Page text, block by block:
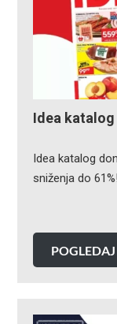
Idea katalog
Idea katalog
sniženja do
POGLEDAJ